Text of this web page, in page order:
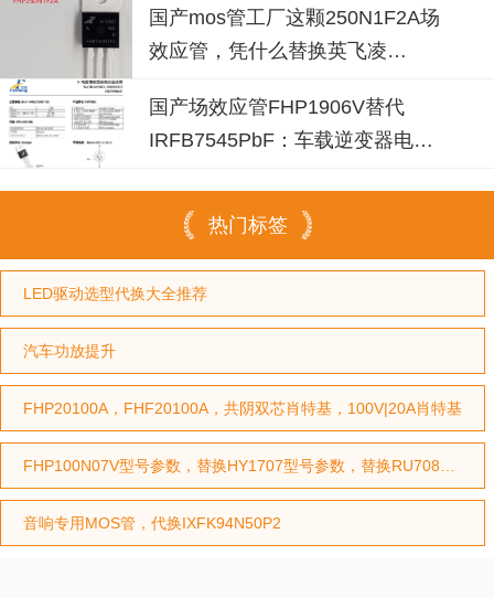
国产mos管工厂这颗250N1F2A场
效应管，凭什么替换英飞凌
国产场效应管FHP1906V替代
IRFB7545PbF：车载逆变器电源
热门标签
LED驱动选型代换大全推荐
汽车功放提升
FHP20100A，FHF20100A，共阴双芯肖特基，100V|20A肖特基
音响专用MOS管，代换IXFK94N50P2